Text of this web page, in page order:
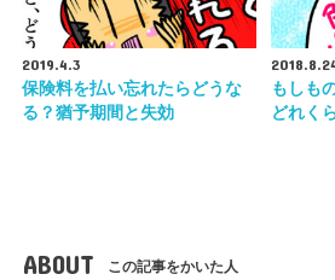
2019.4.3
保険料を払い忘れたらどうな
る？猶予期間と失効
もしも
どれく
ABOUT この記事をかいた人